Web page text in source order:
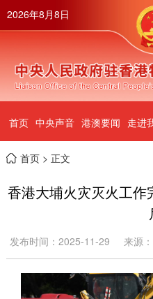
2026年8月8日
首页 中央声音 港澳要闻 走进
首页> 正文
香港大埔火灾灭火工
发布时间：2025-11-29 来源